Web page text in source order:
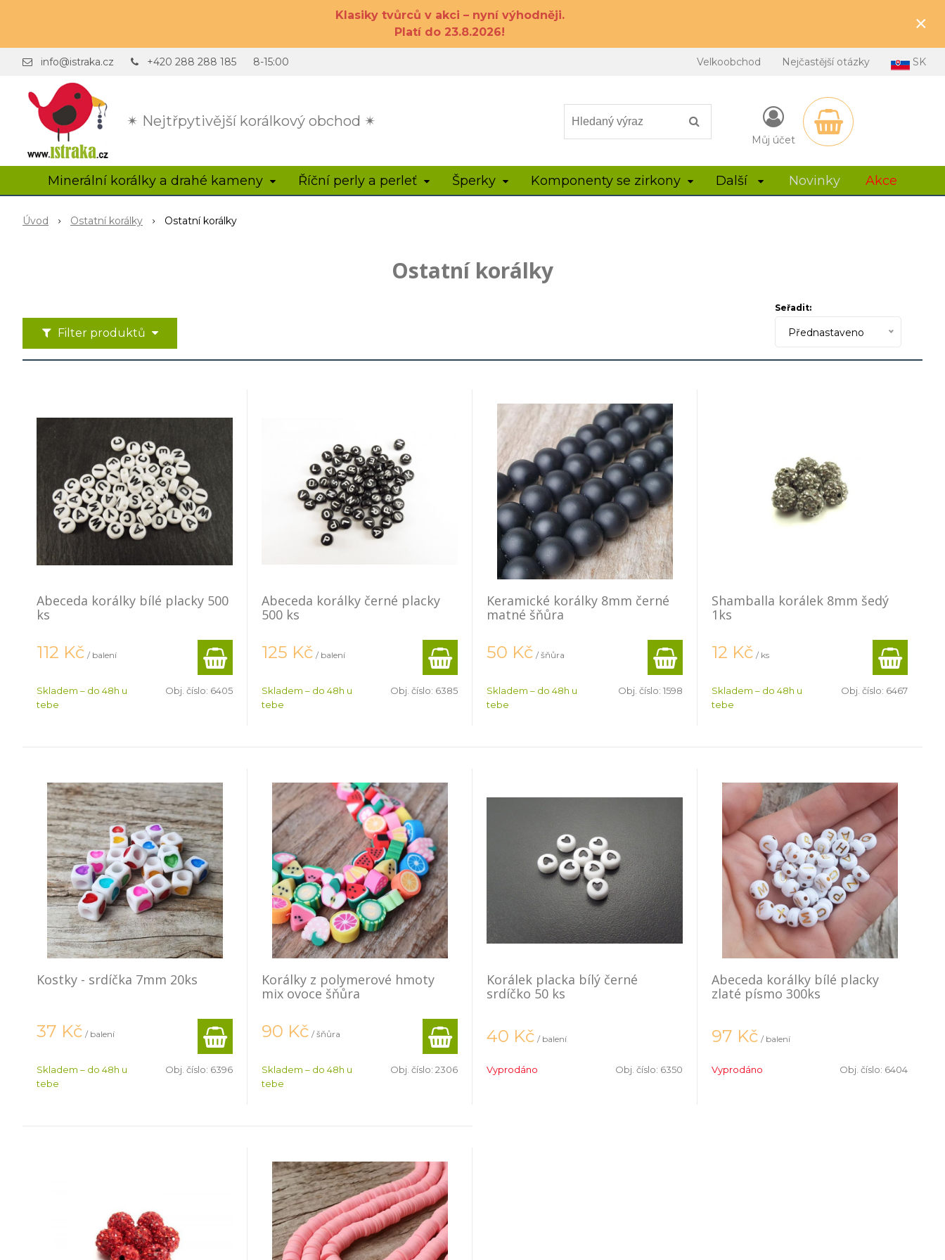
Klasiky tvůrců v akci – nyní výhodněji.
Platí do 23.8.2026!
×
✴ Nejtřpytivější korálkový obchod ✴
info@istraka.cz +420 288 288 185 8-15:00 Velkoobchod Nejčastější otázky SK
Můj účet
Minerální korálky a drahé kameny Říční perly a perleť Šperky Komponenty se zirkony Další Novinky Akce
Úvod Ostatní korálky Ostatní korálky
Ostatní korálky
Filter produktů
Seřadit:
Přednastaveno
Abeceda korálky bílé placky 500
ks
112 Kč / balení
Skladem – do 48h u
tebe
Obj. číslo: 6405
Abeceda korálky černé placky
500 ks
125 Kč / balení
Skladem – do 48h u
tebe
Obj. číslo: 6385
Keramické korálky 8mm černé
matné šňůra
50 Kč / šňůra
Skladem – do 48h u
tebe
Obj. číslo: 1598
Shamballa korálek 8mm šedý
1ks
12 Kč / ks
Skladem – do 48h u
tebe
Obj. číslo: 6467
Kostky - srdíčka 7mm 20ks
37 Kč / balení
Skladem – do 48h u
tebe
Obj. číslo: 6396
Korálky z polymerové hmoty
mix ovoce šňůra
90 Kč / šňůra
Skladem – do 48h u
tebe
Obj. číslo: 2306
Korálek placka bílý černé
srdíčko 50 ks
40 Kč / balení
Vyprodáno Obj. číslo: 6350
Abeceda korálky bílé placky
zlaté písmo 300ks
97 Kč / balení
Vyprodáno Obj. číslo: 6404